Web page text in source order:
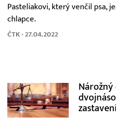
Pasteliakovi, který venčil psa,
chlapce.
ČTK - 27.04.2022
Nárožný